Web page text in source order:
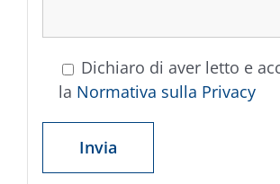
Dichiaro di aver letto e
la Normativa sulla Privacy